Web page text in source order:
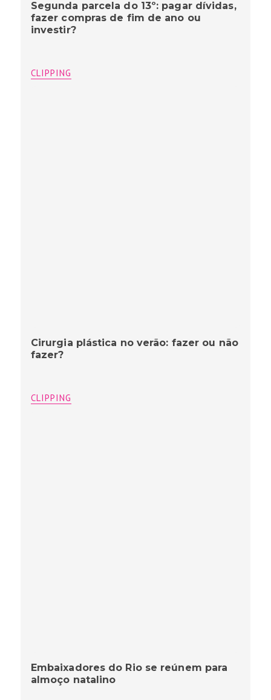
Segunda parcela do 13º: pagar dívidas,
fazer compras de fim de ano ou
investir?
CLIPPING
Cirurgia plástica no verão: fazer ou não
fazer?
CLIPPING
Embaixadores do Rio se reúnem para
almoço natalino